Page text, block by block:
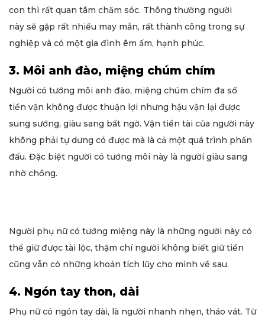
con thì rất quan tâm chăm sóc. Thông thường người
này sẽ gặp rất nhiều may mắn, rất thành công trong sự
nghiệp và có một gia đình êm ấm, hạnh phúc.
3. Môi anh đào, miệng chúm chím
Người có tướng môi anh đào, miệng chúm chím đa số
tiền vận không được thuận lợi nhưng hậu vận lại được
sung sướng, giàu sang bất ngờ. Vận tiền tài của người này
không phải tự dưng có được mà là cả một quá trình phấn
đấu. Đặc biệt người có tướng môi này là người giàu sang
nhờ chồng.
Người phụ nữ có tướng miệng này là những người này có
thể giữ được tài lộc, thậm chí người không biết giữ tiền
cũng vẫn có những khoản tích lũy cho mình về sau.
4. Ngón tay thon, dài
Phụ nữ có ngón tay dài, là người nhanh nhẹn, tháo vát. Từ